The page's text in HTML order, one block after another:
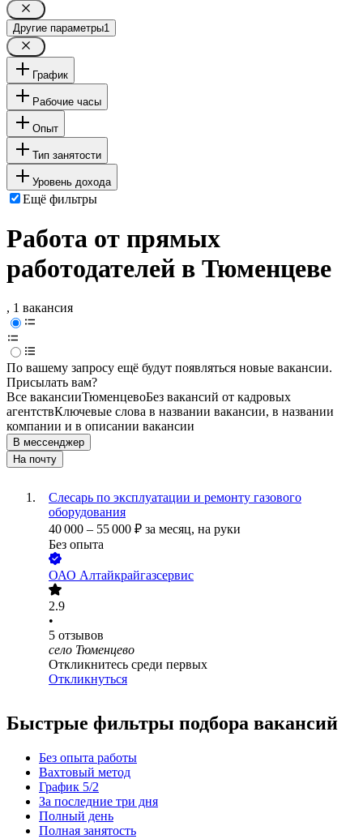
Другие параметры1
График
Рабочие часы
Опыт
Тип занятости
Уровень дохода
Ещё фильтры
Работа от прямых
работодателей в Тюменцеве
, 1 вакансия
По вашему запросу ещё будут появляться новые вакансии.
Присылать вам?
Все вакансииТюменцевоБез вакансий от кадровых
агентствКлючевые слова в названии вакансии, в названии
компании и в описании вакансии
В мессенджер
На почту
Слесарь по эксплуатации и ремонту газового
оборудования
40 000 – 55 000 ₽ за месяц, на руки
Без опыта
ОАО Алтайкрайгазсервис
2.9
•
5 отзывов
село Тюменцево
Откликнитесь среди первых
Откликнуться
Быстрые фильтры подбора вакансий
Без опыта работы
Вахтовый метод
График 5/2
За последние три дня
Полный день
Полная занятость